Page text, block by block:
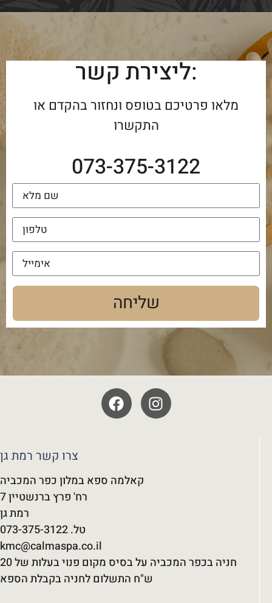
ליצירת קשר:
מלאו פרטיכם בטופס ונחזור בהקדם או
התקשרו
073-375-3122
שליחה
צרו קשר רמת גן
קאלמה ספא במלון כפר המכביה
רח' פרץ ברנשטיין 7
רמת גן
kmc@calmaspa.co.il
חניה בכפר המכביה על בסיס מקום פנוי בעלות של 20
ש"ח התשלום לחניה בקבלת הספא